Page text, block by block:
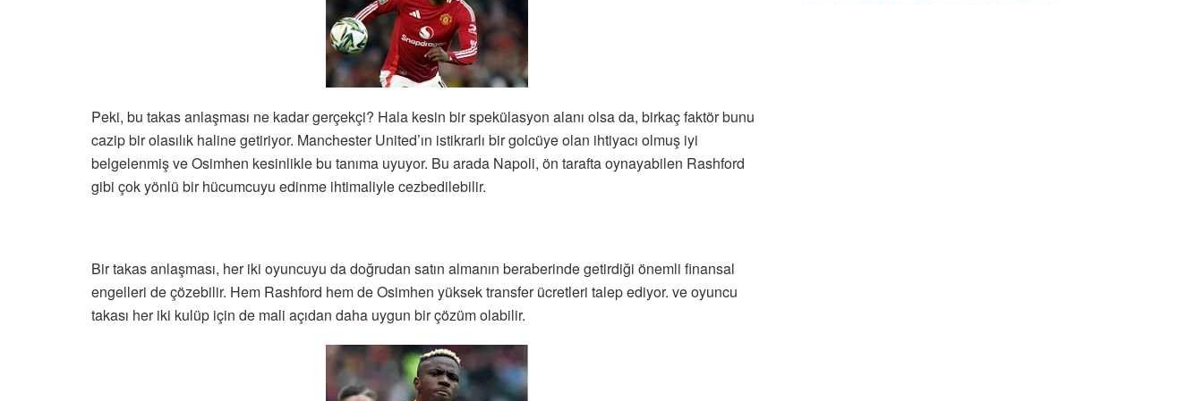
Peki, bu takas anlaşması ne kadar gerçekçi? Hala kesin bir spekülasyon alanı olsa da, birkaç faktör bunu
cazip bir olasılık haline getiriyor. Manchester United’ın istikrarlı bir golcüye olan ihtiyacı olmuş iyi
belgelenmiş ve Osimhen kesinlikle bu tanıma uyuyor. Bu arada Napoli, ön tarafta oynayabilen Rashford
gibi çok yönlü bir hücumcuyu edinme ihtimaliyle cezbedilebilir.
Bir takas anlaşması, her iki oyuncuyu da doğrudan satın almanın beraberinde getirdiği önemli finansal
engelleri de çözebilir. Hem Rashford hem de Osimhen yüksek transfer ücretleri talep ediyor. ve oyuncu
takası her iki kulüp için de mali açıdan daha uygun bir çözüm olabilir.